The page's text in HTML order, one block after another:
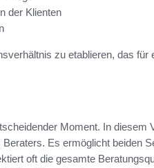
der Klienten
zu etablieren, das
Moment. In diesem
Es ermöglicht beiden
oft die gesamte